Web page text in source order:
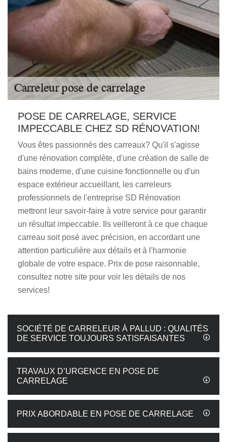
POSE DE CARRELAGE, SERVICE
IMPECCABLE CHEZ SD RÉNOVATION!
Vous êtes passionnés des carreaux? Qu'il s'agisse
d'une rénovation complète, d'une création de salle de
bains moderne, d'une cuisine fonctionnelle ou d'un
espace extérieur accueillant, les carreleurs
professionnels de l'entreprise SD Rénovation
mettront leur savoir-faire à votre service pour garantir
un résultat impeccable. Ils veilleront à ce que chaque
carreau soit posé avec précision, en accordant une
attention particulière aux détails et à l'harmonie
globale de votre espace. Prix de pose raisonnable,
consultez notre site pour voir les détails de nos
services!
SOCIÉTÉ DE CARRELEUR À PALLUD : QUALITÉS
DE SERVICE TOUJOURS SATISFAISANTES
TRAVAUX D’URGENCE EN POSE DE
CARRELAGE
PRIX ABORDABLE EN POSE DE CARRELAGE